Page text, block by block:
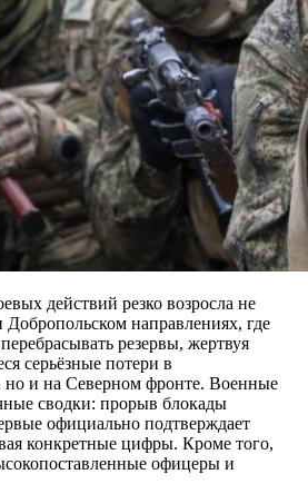
действий резко возросла не
направлениях, где
резервы, жертвуя
серьёзные потери в
но и на Северном фронте. Военные
сводки: прорыв блокады
официально подтверждает
конкретные цифры. Кроме того,
офицеры и